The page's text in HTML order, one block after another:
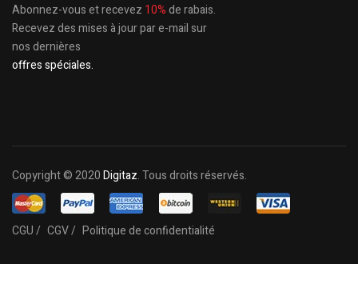
Abonnez-vous et recevez 10%de rabais.
Recevez des mises à jour par e-mail sur
nos dernières
offres spéciales.
Copyright © 2020Digitaz. Tous droits réservés.
CGU / CGV / Politique de confidentialité